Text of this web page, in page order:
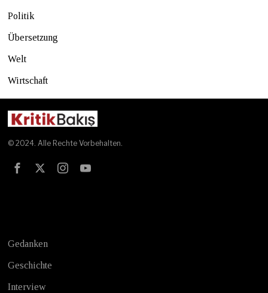
Politik
Übersetzung
Welt
Wirtschaft
© 2024. Alle Rechte Vorbehalten.
Gedanken
Geschichte
Interview